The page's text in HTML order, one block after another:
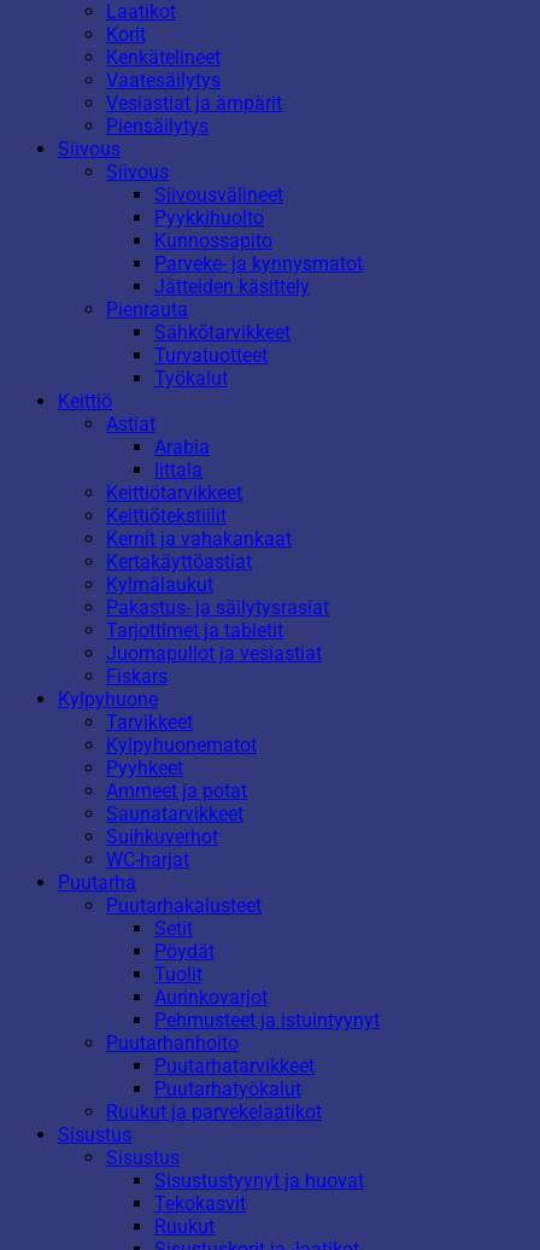
Laatikot
Korit
Kenkätelineet
Vaatesäilytys
Vesiastiat ja ämpärit
Piensäilytys
Siivous
Siivous
Siivousvälineet
Pyykkihuolto
Kunnossapito
Parveke- ja kynnysmatot
Jätteiden käsittely
Pienrauta
Sähkötarvikkeet
Turvatuotteet
Työkalut
Keittiö
Astiat
Arabia
Iittala
Keittiötarvikkeet
Keittiötekstiilit
Kernit ja vahakankaat
Kertakäyttöastiat
Kylmälaukut
Pakastus- ja säilytysrasiat
Tarjottimet ja tabletit
Juomapullot ja vesiastiat
Fiskars
Kylpyhuone
Tarvikkeet
Kylpyhuonematot
Pyyhkeet
Ammeet ja potat
Saunatarvikkeet
Suihkuverhot
WC-harjat
Puutarha
Puutarhakalusteet
Setit
Pöydät
Tuolit
Aurinkovarjot
Pehmusteet ja istuintyynyt
Puutarhanhoito
Puutarhatarvikkeet
Puutarhatyökalut
Ruukut ja parvekelaatikot
Sisustus
Sisustus
Sisustustyynyt ja huovat
Tekokasvit
Ruukut